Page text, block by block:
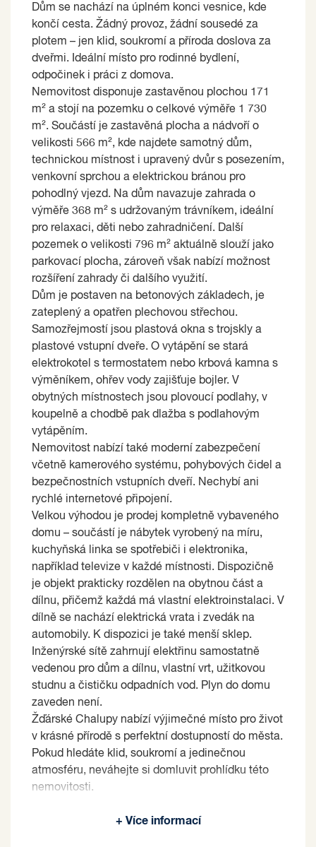
Dům se nachází na úplném konci vesnice, kde
končí cesta. Žádný provoz, žádní sousedé za
plotem – jen klid, soukromí a příroda doslova za
dveřmi. Ideální místo pro rodinné bydlení,
odpočinek i práci z domova.
Nemovitost disponuje zastavěnou plochou 171
m² a stojí na pozemku o celkové výměře 1 730
m². Součástí je zastavěná plocha a nádvoří o
velikosti 566 m², kde najdete samotný dům,
technickou místnost i upravený dvůr s posezením,
venkovní sprchou a elektrickou bránou pro
pohodlný vjezd. Na dům navazuje zahrada o
výměře 368 m² s udržovaným trávníkem, ideální
pro relaxaci, děti nebo zahradničení. Další
pozemek o velikosti 796 m² aktuálně slouží jako
parkovací plocha, zároveň však nabízí možnost
rozšíření zahrady či dalšího využití.
Dům je postaven na betonových základech, je
zateplený a opatřen plechovou střechou.
Samozřejmostí jsou plastová okna s trojskly a
plastové vstupní dveře. O vytápění se stará
elektrokotel s termostatem nebo krbová kamna s
výměníkem, ohřev vody zajišťuje bojler. V
obytných místnostech jsou plovoucí podlahy, v
koupelně a chodbě pak dlažba s podlahovým
vytápěním.
Nemovitost nabízí také moderní zabezpečení
včetně kamerového systému, pohybových čidel a
bezpečnostních vstupních dveří. Nechybí ani
rychlé internetové připojení.
Velkou výhodou je prodej kompletně vybaveného
domu – součástí je nábytek vyrobený na míru,
kuchyňská linka se spotřebiči i elektronika,
například televize v každé místnosti. Dispozičně
je objekt prakticky rozdělen na obytnou část a
dílnu, přičemž každá má vlastní elektroinstalaci. V
dílně se nachází elektrická vrata i zvedák na
automobily. K dispozici je také menší sklep.
Inženýrské sítě zahrnují elektřinu samostatně
vedenou pro dům a dílnu, vlastní vrt, užitkovou
studnu a čističku odpadních vod. Plyn do domu
zaveden není.
Žďárské Chalupy nabízí výjimečné místo pro život
v krásné přírodě s perfektní dostupností do města.
Pokud hledáte klid, soukromí a jedinečnou
atmosféru, neváhejte si domluvit prohlídku této
nemovitosti.
na základě jím zvolených kritérií.
+ Více informací